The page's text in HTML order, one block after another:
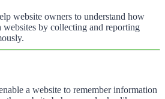
website owners to understand how
by collecting and reporting
a website to remember information